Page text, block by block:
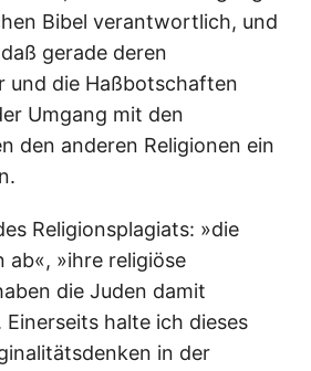
Bibel verantwortlich, und
gerade deren
und die Haßbotschaften
Umgang mit den
den anderen Religionen ein
Religionsplagiats: »die
»ihre religiöse
die Juden damit
Einerseits halte ich dieses
in der